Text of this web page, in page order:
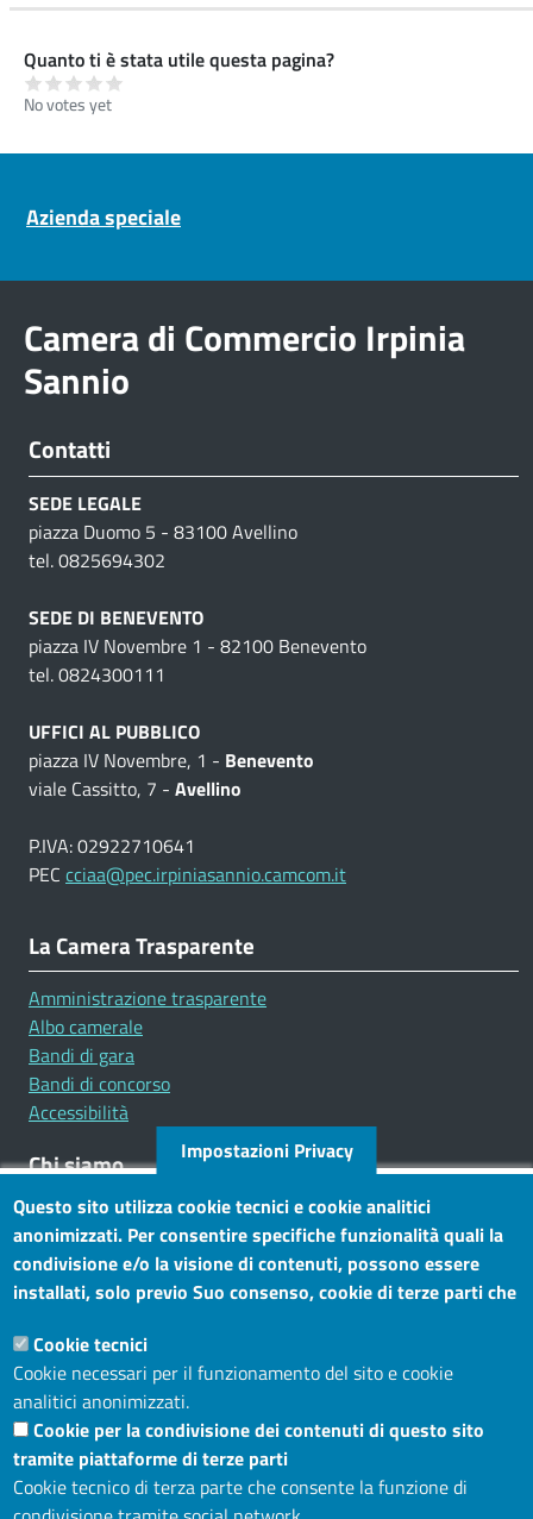
Quanto ti è stata utile questa pagina?
No votes yet
Azienda speciale
Camera di Commercio Irpinia
Sannio
Contatti
SEDE LEGALE
piazza Duomo 5 - 83100 Avellino
tel. 0825694302
SEDE DI BENEVENTO
piazza IV Novembre 1 - 82100 Benevento
tel. 0824300111
UFFICI AL PUBBLICO
piazza IV Novembre, 1 - Benevento
viale Cassitto, 7 - Avellino
P.IVA: 02922710641
PEC cciaa@pec.irpiniasannio.camcom.it
La Camera Trasparente
Amministrazione trasparente
Albo camerale
Bandi di gara
Bandi di concorso
Accessibilità
Chi siamo
Mission
Statuto e carta dei servizi
Social
Sito web
Accesso riservato
Mappa del sito
Impostazioni Privacy
Questo sito utilizza cookie tecnici e cookie analitici
anonimizzati. Per consentire specifiche funzionalità quali la
condivisione e/o la visione di contenuti, possono essere
installati, solo previo Suo consenso, cookie di terze parti che
questo banner, può accettare tutti i cookies, selezionare le
categorie di cookie di cui consente l’utilizzo e/o modificare le
Sue preferenze. Per vedere la Cookie Policy completa, clicchi
Maggiori informazioni
Cookie tecnici
Cookie necessari per il funzionamento del sito e cookie
analitici anonimizzati.
Cookie per la condivisione dei contenuti di questo sito
tramite piattaforme di terze parti
Cookie tecnico di terza parte che consente la funzione di